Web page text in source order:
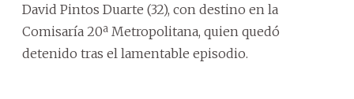
David Pintos Duarte (32), con destino en la
Comisaría 20ª Metropolitana, quien quedó
detenido tras el lamentable episodio.